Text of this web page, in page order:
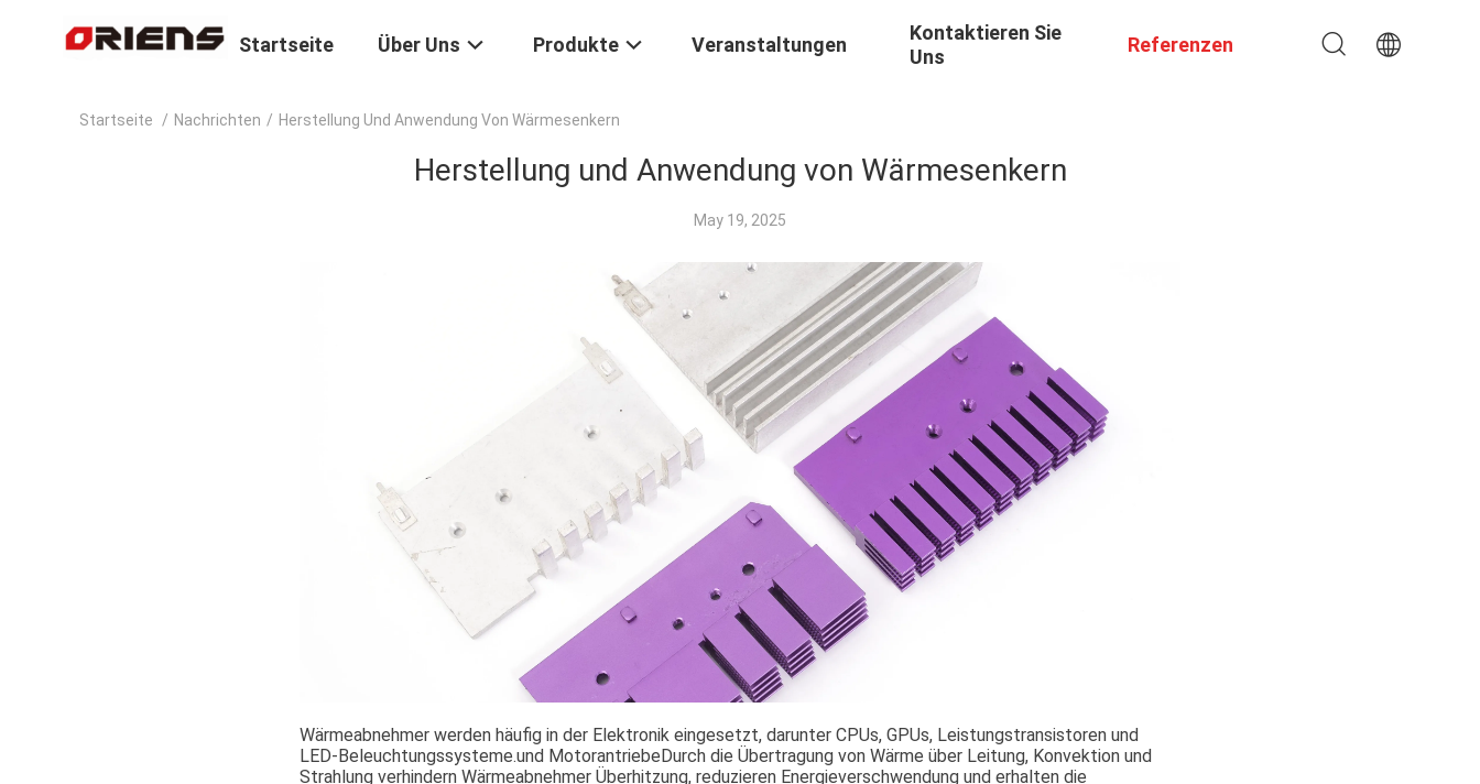
Startseite Über Uns Produkte Veranstaltungen
Kontaktieren Sie
Uns
Referenzen
Startseite / Nachrichten / Herstellung Und Anwendung Von Wärmesenkern
Herstellung und Anwendung von Wärmesenkern
May 19, 2025
Wärmeabnehmer werden häufig in der Elektronik eingesetzt, darunter CPUs, GPUs, Leistungstransistoren und
LED-Beleuchtungssysteme.und MotorantriebeDurch die Übertragung von Wärme über Leitung, Konvektion und
Strahlung verhindern Wärmeabnehmer Überhitzung, reduzieren Energieverschwendung und erhalten die